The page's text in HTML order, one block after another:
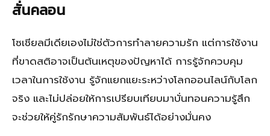
สั่นคลอน
โซเชียลมีเดียเองไม่ใช่ตัวการทำลายความรัก แต่การใช้งาน
ที่ขาดสติอาจเป็นต้นเหตุของปัญหาได้ การรู้จักควบคุม
เวลาในการใช้งาน รู้จักแยกแยะระหว่างโลกออนไลน์กับโลก
จริง และไม่ปล่อยให้การเปรียบเทียบมาบั่นทอนความรู้สึก
จะช่วยให้คู่รักรักษาความสัมพันธ์ได้อย่างมั่นคง